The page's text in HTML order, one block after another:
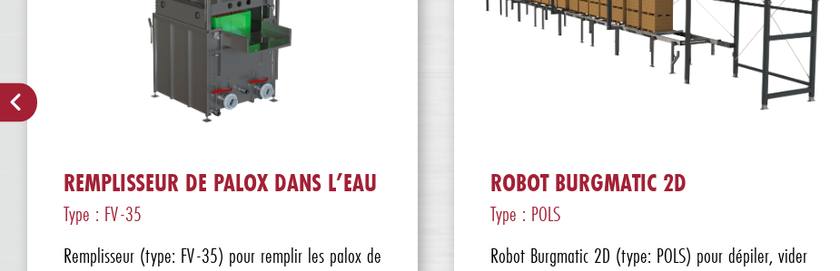
REMPLISSEUR DE PALOX DANS L’EAU
Type : FV-35
Remplisseur (type: FV-35) pour remplir les palox de
ROBOT BURGMATIC 2D
Type : POLS
Robot Burgmatic 2D (type: POLS) pour dépiler, vider